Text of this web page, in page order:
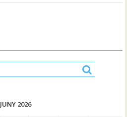
JUNY 2026